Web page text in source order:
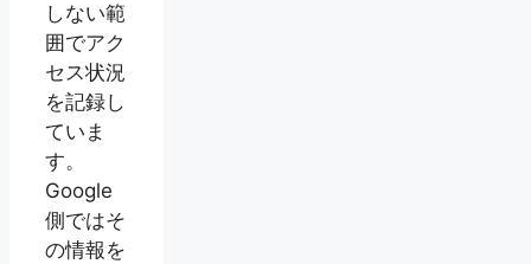
しない範
囲でアク
セス状況
を記録し
ていま
す。
Google
側ではそ
の情報を